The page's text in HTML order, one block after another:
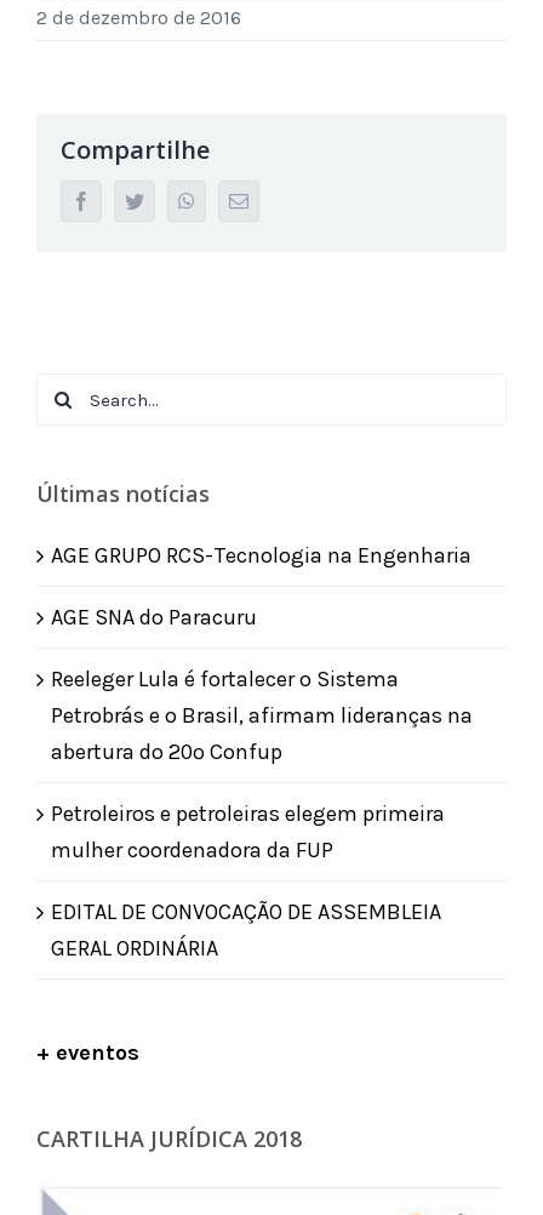
2 de dezembro de 2016
Compartilhe
facebooktwitter whatsappEmail
Search
Últimas notícias
AGE GRUPO RCS-Tecnologia na Engenharia
AGE SNA do Paracuru
Reeleger Lula é fortalecer o Sistema
Petrobrás e o Brasil, afirmam lideranças na
abertura do 20º Confup
Petroleiros e petroleiras elegem primeira
mulher coordenadora da FUP
EDITAL DE CONVOCAÇÃO DE ASSEMBLEIA
GERAL ORDINÁRIA
+ eventos
CARTILHA JURÍDICA 2018